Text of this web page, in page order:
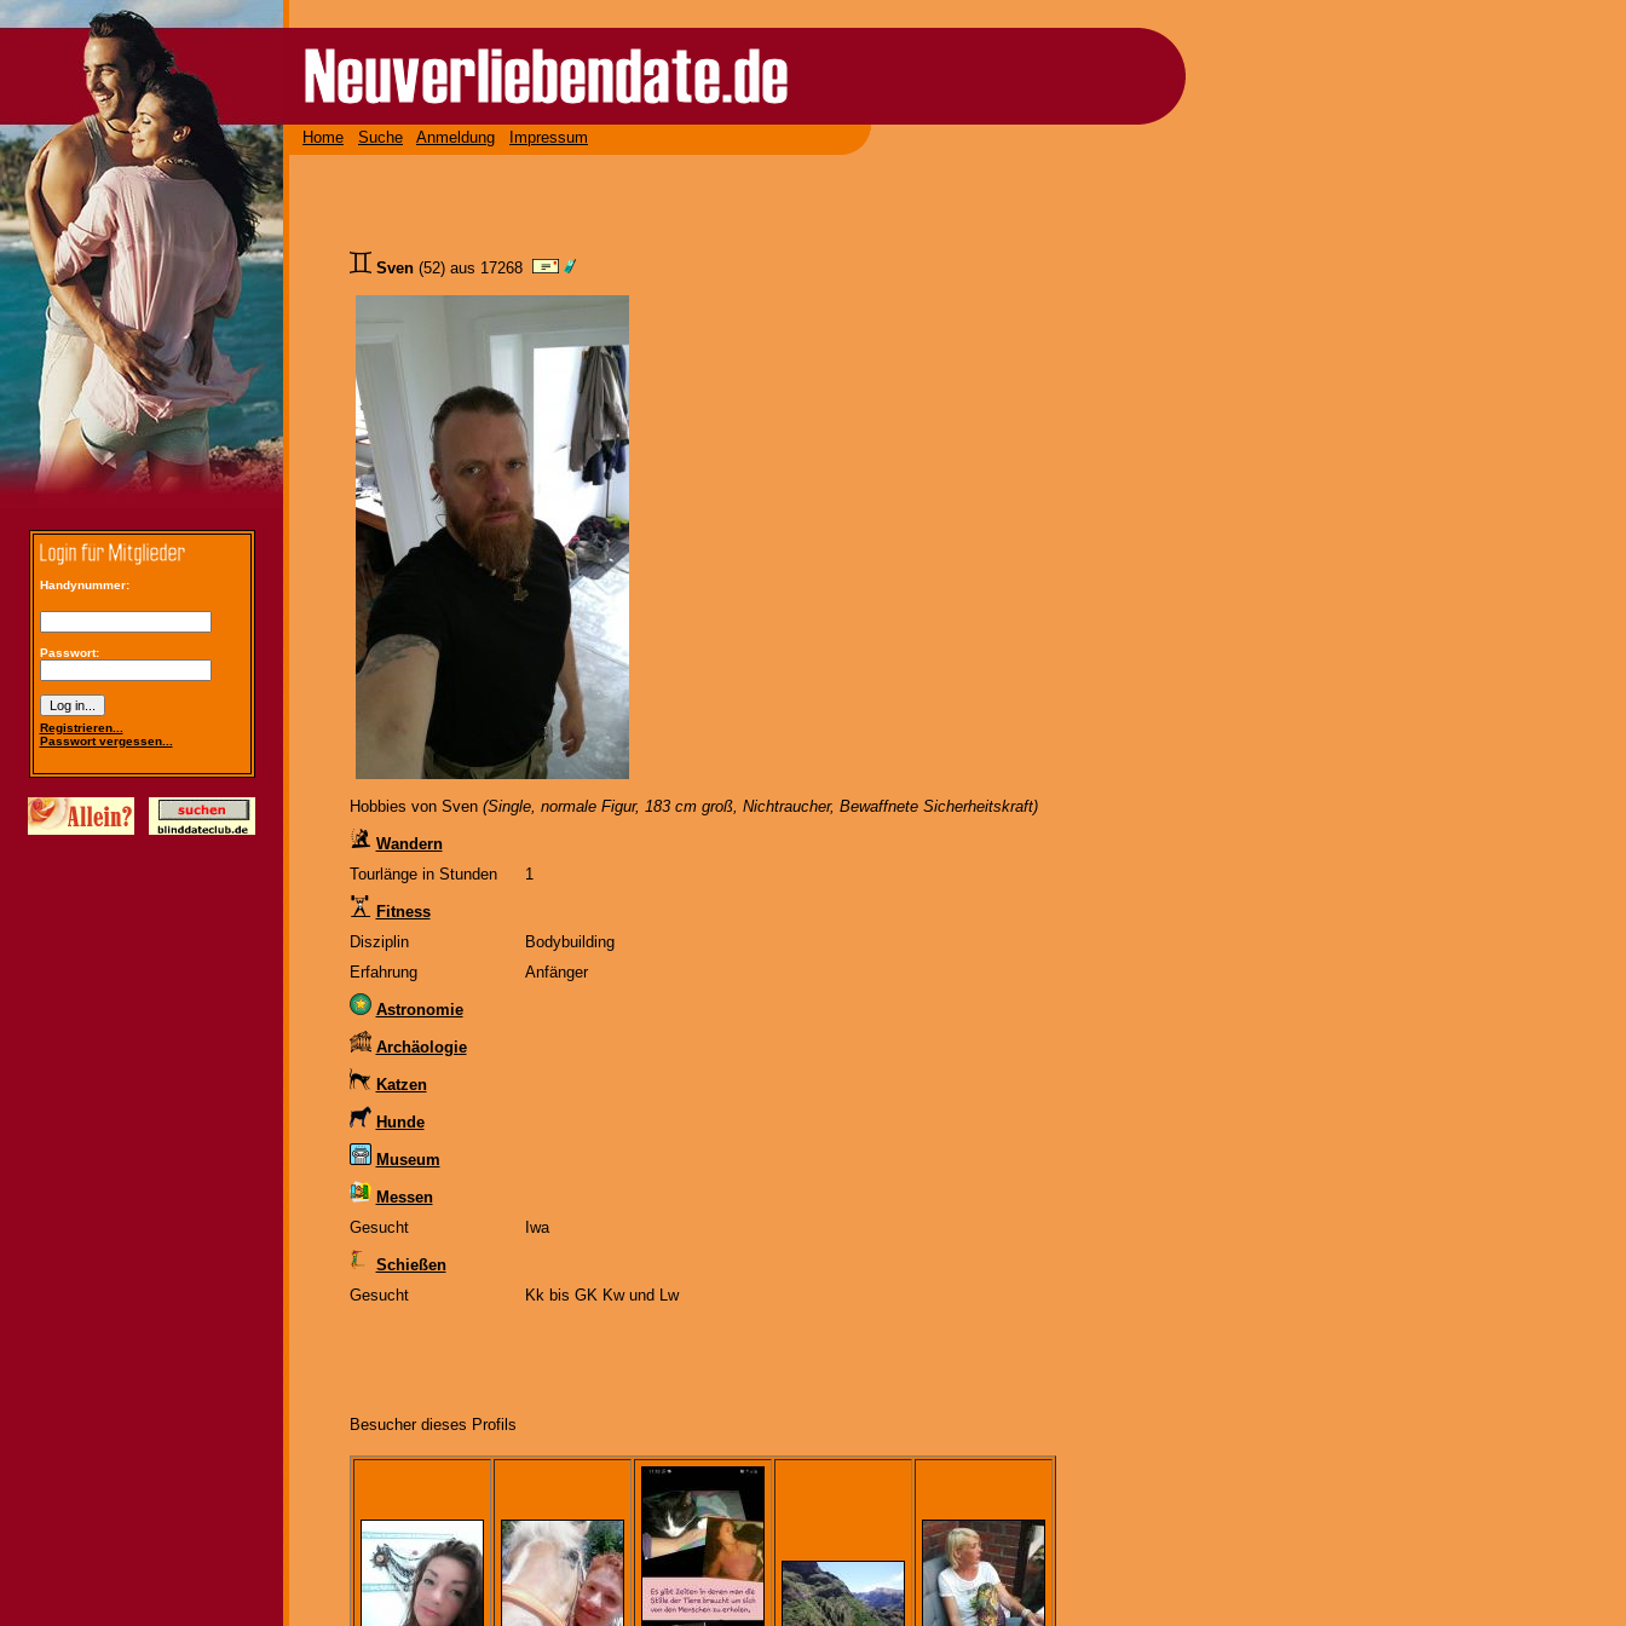
Handynummer:
Passwort:
Registrieren...
Passwort vergessen...
Home Suche Anmeldung Impressum
Sven (52) aus 17268
Hobbies von Sven (Single, normale Figur, 183 cm groß, Nichtraucher, Bewaffnete Sicherheitskraft)
Wandern
Tourlänge in Stunden
1
Fitness
Disziplin
Bodybuilding
Erfahrung
Anfänger
Astronomie
Archäologie
Katzen
Hunde
Museum
Messen
Gesucht
Iwa
Schießen
Gesucht
Kk bis GK Kw und Lw
Besucher dieses Profils